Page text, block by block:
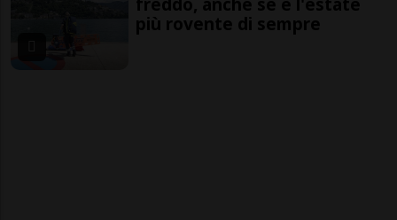
più rovente di sempre